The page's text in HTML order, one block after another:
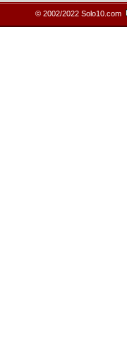
© 2002/2022 Solo10.com